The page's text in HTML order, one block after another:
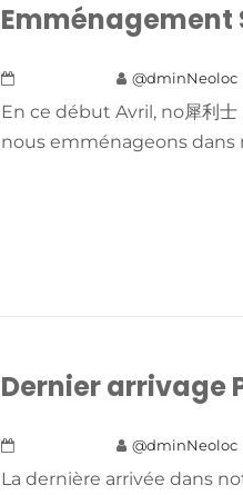
@dminNeoloc
En ce début Avril, no 犀利
nous emménageons dans
Dernier arrivage
@dminNeoloc
La dernière arrivée dans